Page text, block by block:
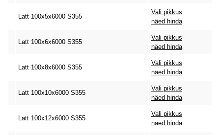
Latt 100x5x6000 S355
Vali pikkus
näed hinda
Latt 100x6x6000 S355
Vali pikkus
näed hinda
Latt 100x8x6000 S355
Vali pikkus
näed hinda
Latt 100x10x6000 S355
Vali pikkus
näed hinda
Latt 100x12x6000 S355
Vali pikkus
näed hinda